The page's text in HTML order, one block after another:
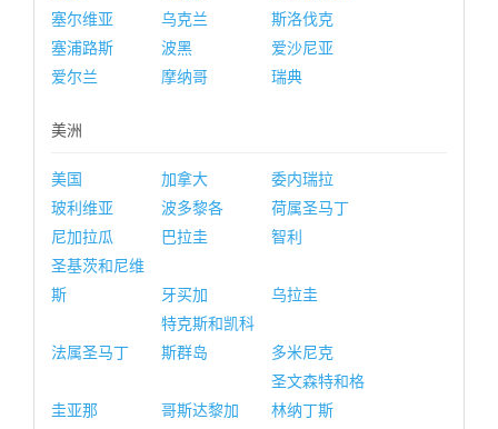
塞尔维亚
乌克兰
斯洛伐克
塞浦路斯
波黑
爱沙尼亚
爱尔兰
摩纳哥 瑞典
美洲
美国 加拿大
委内瑞拉
玻利维亚
波多黎各
荷属圣马丁
尼加拉瓜
巴拉圭
智利
圣基茨和尼维
斯
牙买加 乌拉圭
法属圣马丁
特克斯和凯科
斯群岛
多米尼克
圭亚那 哥斯达黎加
圣文森特和格
林纳丁斯